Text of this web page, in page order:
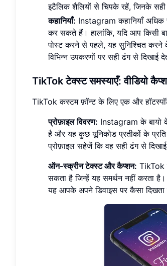
इटैलिक शैलियों से चिपके रहें, जिनके सही
कहानियाँ: Instagram कहानियाँ अधिक
कर सकते हैं। हालांकि, यदि आप किसी
पोस्ट करने से पहले, यह सुनिश्चित करने
विभिन्न उपकरणों पर सही ढंग से दिखाई
TikTok टेक्स्ट समस्याएँ: वीडियो
TikTok कस्टम फ़ॉन्ट के लिए एक और
प्रोफ़ाइल विवरण: Instagram के बायो
है और यह कुछ यूनिकोड प्रतीकों के
प्रोफ़ाइल सहेजें कि वह सही ढंग से दिखाई
ऑन-स्क्रीन टेक्स्ट और कैप्शन: TikTok
सकता है जिन्हें यह समर्थन नहीं करता
यह आपके अपने डिवाइस पर कैसा दिखता